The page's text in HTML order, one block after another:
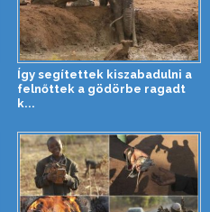
Így segítettek kiszabadulni a
felnőttek a gödörbe ragadt
k...